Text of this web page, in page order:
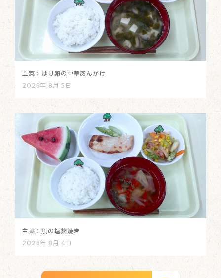
主菜：炒り卵の中華あんかけ
2026年 8月 5日
主菜：魚の塩麴焼き
2026年 8月 4日